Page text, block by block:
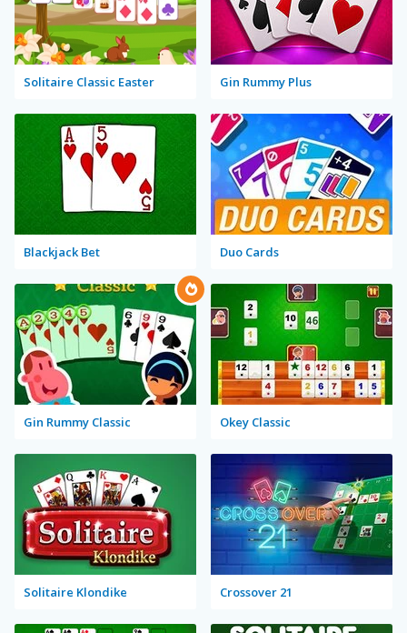
Solitaire Classic Easter Gin Rummy Plus
Blackjack Bet Duo Cards
Gin Rummy Classic Okey Classic
Solitaire Klondike Crossover 21